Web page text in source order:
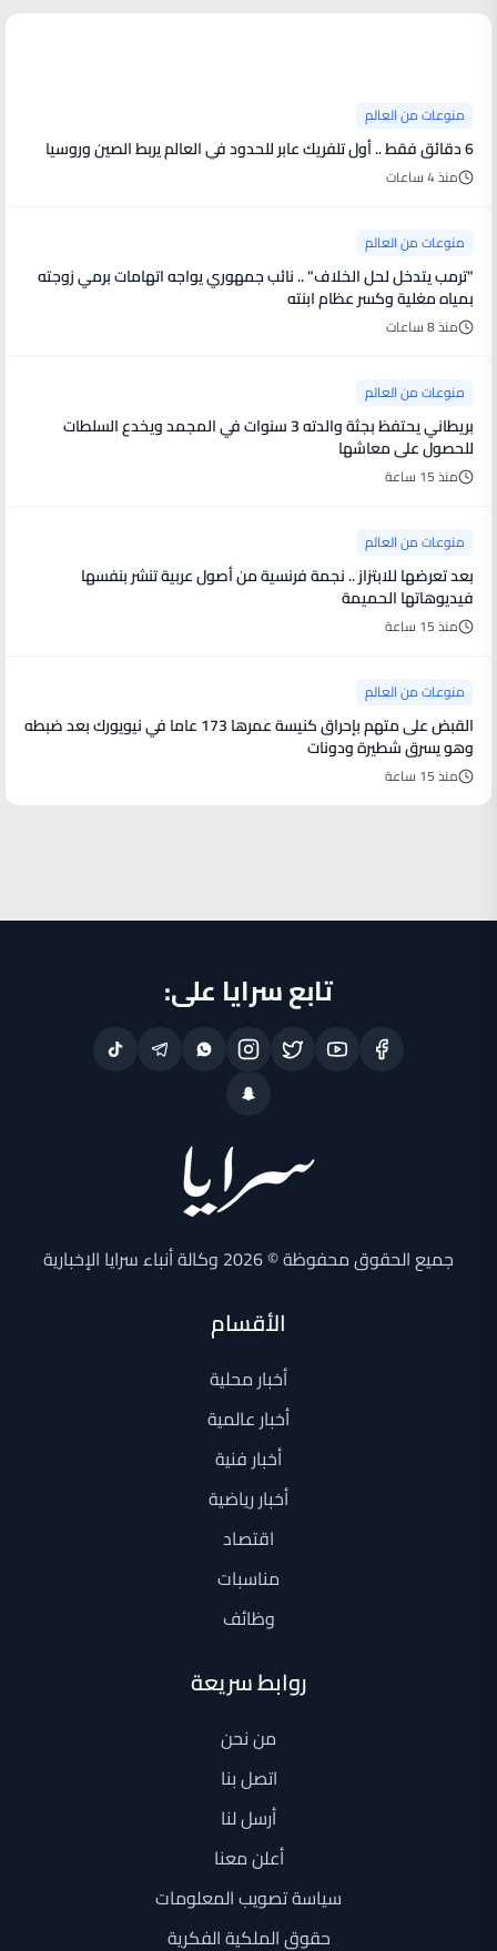
منوعات من العالم
6 دقائق فقط .. أول تلفريك عابر للحدود في العالم يربط الصين وروسيا
منذ 4 ساعات
منوعات من العالم
"ترمب يتدخل لحل الخلاف" .. نائب جمهوري يواجه اتهامات برمي زوجته
بمياه مغلية وكسر عظام ابنته
منذ 8 ساعات
منوعات من العالم
بريطاني يحتفظ بجثة والدته 3 سنوات في المجمد ويخدع السلطات
للحصول على معاشها
منذ 15 ساعة
منوعات من العالم
بعد تعرضها للابتزاز .. نجمة فرنسية من أصول عربية تنشر بنفسها
فيديوهاتها الحميمة
منذ 15 ساعة
منوعات من العالم
القبض على متهم بإحراق كنيسة عمرها 173 عاما في نيويورك بعد ضبطه
وهو يسرق شطيرة ودونات
منذ 15 ساعة
تابع سرايا على:
جميع الحقوق محفوظة © 2026 وكالة أنباء سرايا الإخبارية
الأقسام
أخبار محلية
أخبار عالمية
أخبار فنية
أخبار رياضية
اقتصاد
مناسبات
وظائف
روابط سريعة
من نحن
اتصل بنا
أرسل لنا
أعلن معنا
سياسة تصويب المعلومات
حقوق الملكية الفكرية